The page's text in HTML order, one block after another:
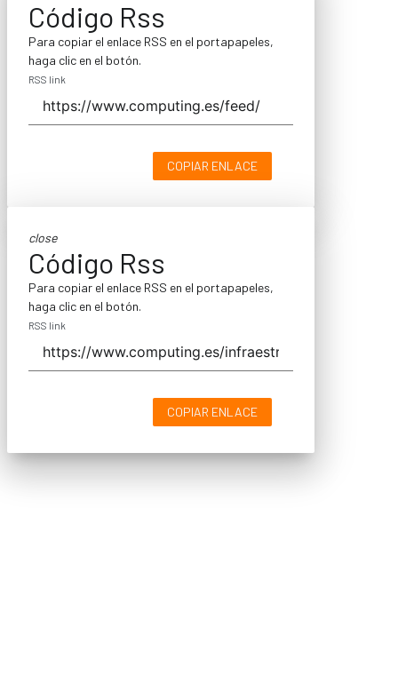
Código Rss
Para copiar el enlace RSS en el portapapeles,
haga clic en el botón.
RSS link
COPIAR ENLACE
close
Código Rss
Para copiar el enlace RSS en el portapapeles,
haga clic en el botón.
RSS link
COPIAR ENLACE